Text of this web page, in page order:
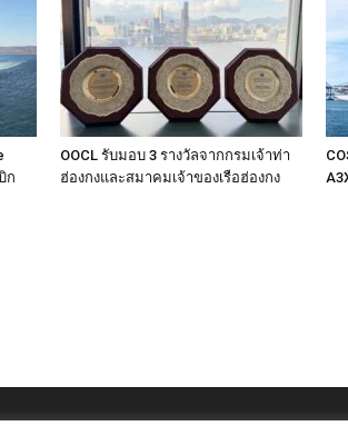
ก
OOCL รับมอบ 3 รางวัลจากกรมเจ้าท่า
ฮ่องกงและสมาคมเจ้าของเรือฮ่องกง